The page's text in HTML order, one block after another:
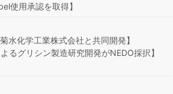
使用承認を取得】
水化学工業株式会社と共同開発】
るグリシン製造研究開発がNEDO採択】